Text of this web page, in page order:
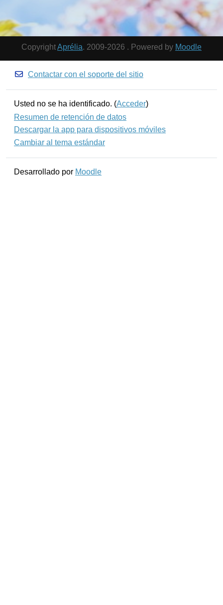
CopyrightAprélia. 2009-2026 . Powered by Moodle
Contactar con el soporte del sitio
Usted no se ha identificado. (Acceder)
Resumen de retención de datos
Descargar la app para dispositivos móviles
Cambiar al tema estándar
Desarrollado por Moodle